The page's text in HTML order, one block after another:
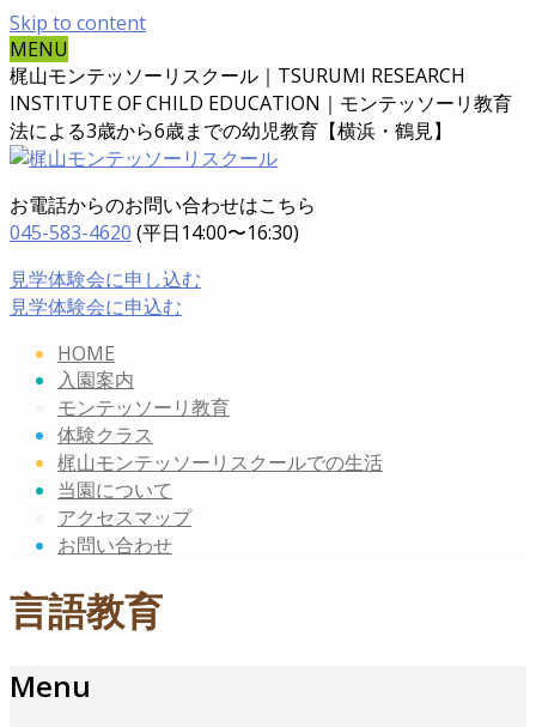
Skip to content
MENU
梶山モンテッソーリスクール｜TSURUMI RESEARCH
INSTITUTE OF CHILD EDUCATION｜ モンテッソーリ教育
法による3歳から6歳までの幼児教育【横浜・鶴見】
お電話からのお問い合わせはこちら
045-583-4620 (平日14:00〜16:30)
見学体験会に申し込む
見学体験会に申込む
HOME
入園案内
モンテッソーリ教育
体験クラス
梶山モンテッソーリスクールでの生活
当園について
アクセスマップ
お問い合わせ
言語教育
Menu